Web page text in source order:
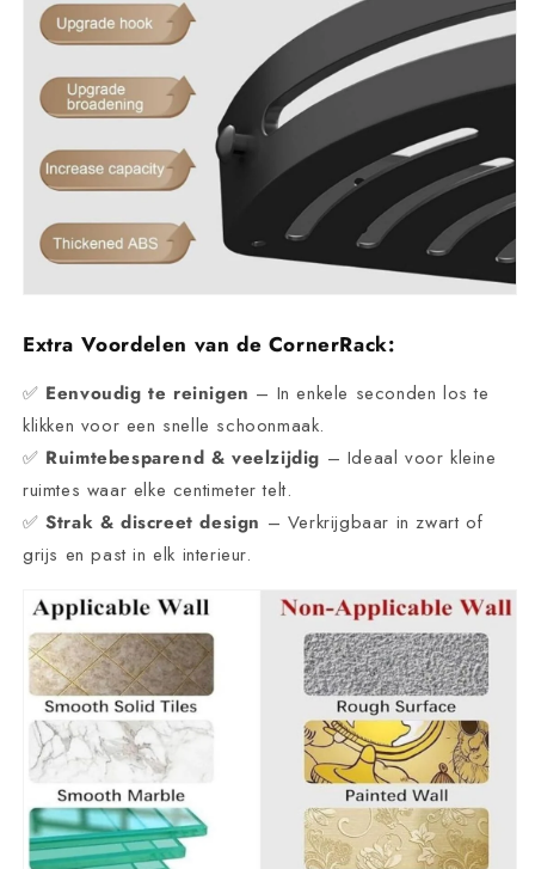
Extra Voordelen van de CornerRack:
✅ Eenvoudig te reinigen – In enkele seconden los te
klikken voor een snelle schoonmaak.
✅ Ruimtebesparend & veelzijdig – Ideaal voor kleine
ruimtes waar elke centimeter telt.
✅Strak & discreet design – Verkrijgbaar in zwart of
grijs en past in elk interieur.